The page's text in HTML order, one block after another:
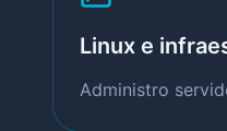
Linux e
Administro